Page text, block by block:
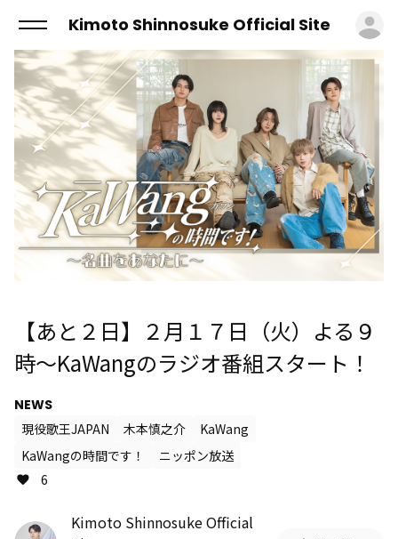
Kimoto Shinnosuke Official Site
【あと２日】２月１７日（火）よる９
時～KaWangのラジオ番組スタート！
NEWS
現役歌王JAPAN
木本慎之介
KaWang
KaWangの時間です！
ニッポン放送
6
Kimoto Shinnosuke Official